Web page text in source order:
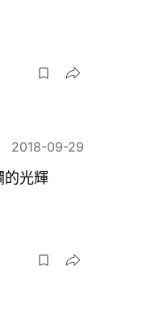
2018-09-29
的光輝